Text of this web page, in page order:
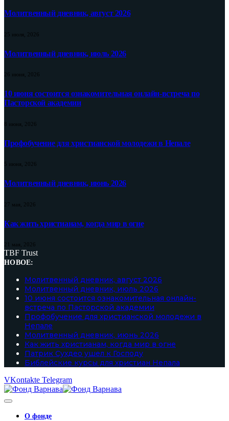
Молитвенный дневник, август 2026
25 июля, 2026
Молитвенный дневник, июль 2026
26 июня, 2026
10 июня состоится ознакомительная онлайн-встреча по
Пасторской академии
8 июня, 2026
Профобучение для христианской молодежи в Непале
5 июня, 2026
Молитвенный дневник, июнь 2026
27 мая, 2026
Как жить христианам, когда мир в огне
21 мая, 2026
TBF Trust
НОВОЕ:
Молитвенный дневник, август 2026
Молитвенный дневник, июль 2026
10 июня состоится ознакомительная онлайн-
встреча по Пасторской академии
Профобучение для христианской молодежи в
Непале
Молитвенный дневник, июнь 2026
Как жить христианам, когда мир в огне
Патрик Сухдео ушел к Господу
Библейские курсы для христиан Непала
VKontakte Telegram
О фонде